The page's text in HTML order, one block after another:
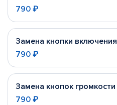
790 ₽
Замена кнопки включения
790 ₽
Замена кнопок громкости
790 ₽